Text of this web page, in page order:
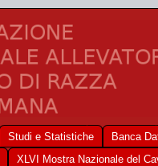
Studi e Statistiche
Banca
XLVI Mostra Nazionale del